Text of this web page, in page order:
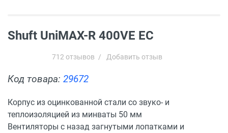
Shuft UniMAX-R 400VE EC
712 отзывов / Добавить отзыв
Код товара: 29672
Корпус из оцинкованной стали со звуко- и
теплоизоляцией из минваты 50 мм
Вентиляторы с назад загнутыми лопатками и